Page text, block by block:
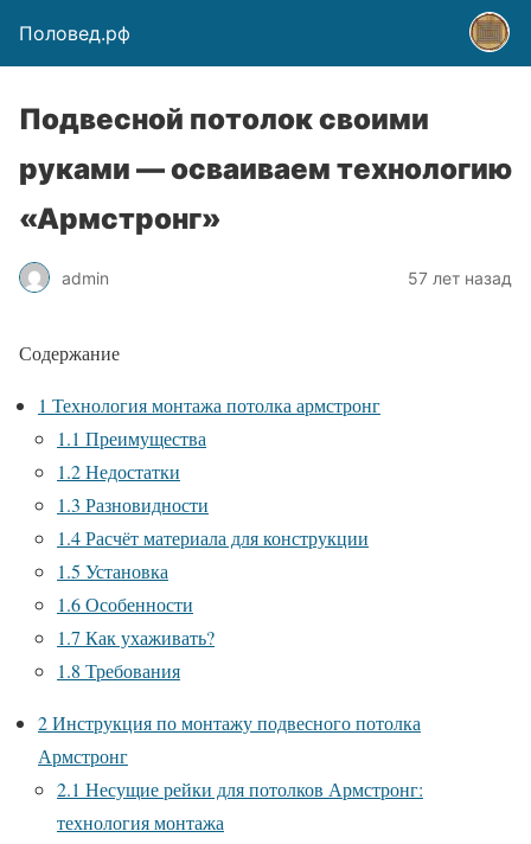
Половед.рф
Подвесной потолок своими
руками — осваиваем технологию
«Армстронг»
admin 57 лет назад
Содержание
1 Технология монтажа потолка армстронг
1.1 Преимущества
1.2Недостатки
1.3 Разновидности
1.4Расчёт материала для конструкции
1.5 Установка
1.6Особенности
1.7 Как ухаживать?
1.8 Требования
2Инструкция по монтажу подвесного потолка
Армстронг
2.1 Несущие рейки для потолков Армстронг:
технология монтажа